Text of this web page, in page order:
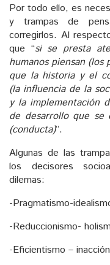
Por todo ello, es
y trampas de
corregirlos. Al
que “si se presta
humanos piensan
que la historia y el
(la influencia de la
y la implementación
de desarrollo que
(conducta)”.
Algunas de las
los decisores
dilemas:
-Pragmatismo-
-Reduccionismo-
-Eficientismo – inacción